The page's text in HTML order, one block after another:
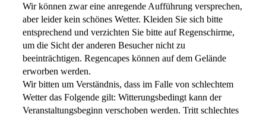
Wir können zwar eine anregende Aufführung versprechen,
aber leider kein schönes Wetter. Kleiden Sie sich bitte
entsprechend und verzichten Sie bitte auf Regenschirme,
um die Sicht der anderen Besucher nicht zu
beeinträchtigen. Regencapes können auf dem Gelände
erworben werden.
Wir bitten um Verständnis, dass im Falle von schlechtem
Wetter das Folgende gilt: Witterungsbedingt kann der
Veranstaltungsbeginn verschoben werden. Tritt schlechtes